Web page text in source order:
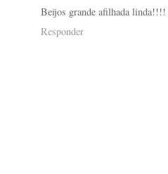
Beijos grande afilhada linda!!!!
Responder